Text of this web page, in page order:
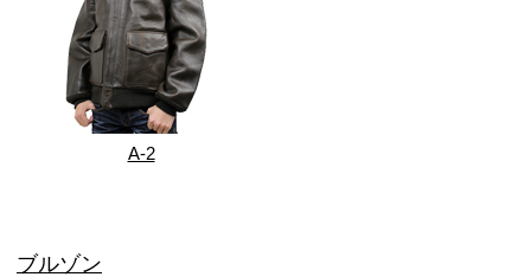
A-2
ブルゾン